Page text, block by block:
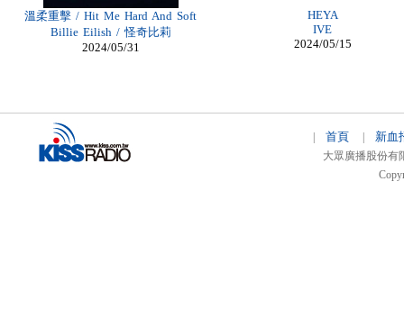
moncler Online Kaufen
溫柔重擊 / Hit Me Hard And Soft
Billie Eilish / 怪奇比莉
2024/05/31
HEYA
IVE
2024/05/15
首頁 新血
大眾廣播股份有